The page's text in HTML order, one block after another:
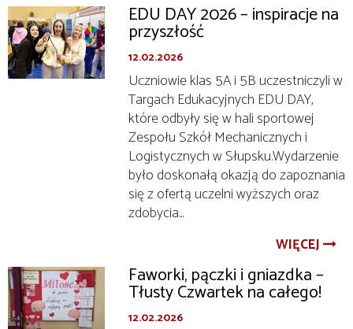
EDU DAY 2026 – inspiracje na
przyszłość
12.02.2026
Uczniowie klas 5A i 5B uczestniczyli w
Targach Edukacyjnych EDU DAY,
które odbyły się w hali sportowej
Zespołu Szkół Mechanicznych i
Logistycznych w Słupsku.Wydarzenie
było doskonałą okazją do zapoznania
się z ofertą uczelni wyższych oraz
zdobycia...
WIĘCEJ
Faworki, pączki i gniazdka –
Tłusty Czwartek na całego!
12.02.2026